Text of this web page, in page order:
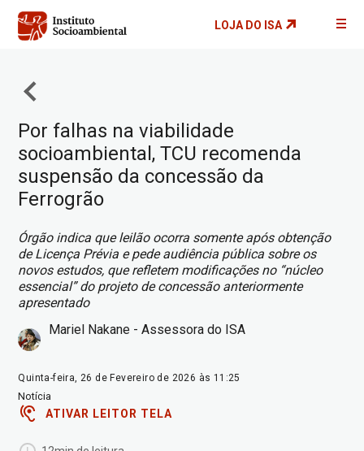
Pular
para
principal
LOJA DO ISA
Por falhas na viabilidade
socioambiental, TCU recomenda
suspensão da concessão da
Ferrogrão
Órgão indica que leilão ocorra somente após obtenção
de Licença Prévia e pede audiência pública sobre os
novos estudos, que refletem modificações no “núcleo
essencial” do projeto de concessão anteriormente
apresentado
Mariel Nakane - Assessora do ISA
Quinta-feira, 26 de Fevereiro de 2026 às 11:25
Notícia
ATIVAR LEITOR TELA